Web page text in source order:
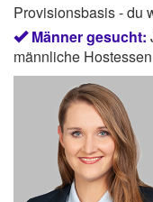
Provisionsbasis - du
Männer gesucht:
männliche